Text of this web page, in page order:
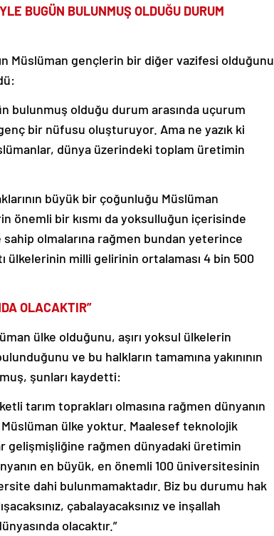
BUGÜN BULUNMUŞ OLDUĞU DURUM
Müslüman gençlerin bir diğer vazifesi olduğunu
bulunmuş olduğu durum arasında uçurum
bir nüfusu oluşturuyor. Ama ne yazık ki
dünya üzerindeki toplam üretimin
büyük bir çoğunluğu Müslüman
önemli bir kısmı da yoksulluğun içerisinde
olmalarına rağmen bundan yeterince
milli gelirinin ortalaması 4 bin 500
OLACAKTIR”
ülke olduğunu, aşırı yoksul ülkelerin
ve bu halkların tamamına yakınının
şunları kaydetti:
tarım toprakları olmasına rağmen dünyanın
ülke yoktur. Maalesef teknolojik
gelişmişliğine rağmen dünyadaki üretimin
en büyük, en önemli 100 üniversitesinin
dahi bulunmamaktadır. Biz bu durumu hak
çabalayacaksınız ve inşallah
olacaktır.”